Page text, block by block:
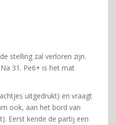
stelling zal verloren zijn.
31. Pe6+ is het mat
uitgedrukt) en vraagt
ook, aan het bord van
Eerst kende de partij een